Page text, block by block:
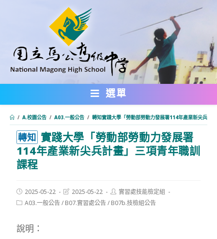
內
選單
/ A.校園公告 / A03.一般公告 / 轉知實踐大學「勞動部勞動力發展署114年產業新尖兵計
轉知 實踐大學「勞動部勞動力發展署
114年產業新尖兵計畫」三項青年職訓
課程
Post
published:
2025-05-22
Post
modified:
2025-05-22
Post
author:
實習處技能檢定組
PostA03.一般公告/ B07.實習處公告/ B07b.技檢組公告
說明：